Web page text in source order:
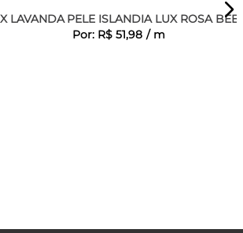
LAVANDA PELE ISLANDIA LUX ROSA
Por: R$ 51,98 / m